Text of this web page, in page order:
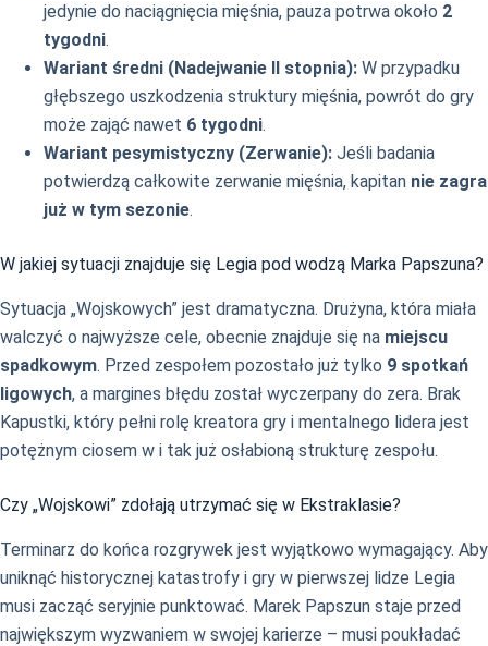
jedynie do naciągnięcia mięśnia, pauza potrwa około 2
tygodni.
Wariant średni (Nadejwanie II stopnia): W przypadku
głębszego uszkodzenia struktury mięśnia, powrót do gry
może zająć nawet 6 tygodni.
Wariant pesymistyczny (Zerwanie): Jeśli badania
potwierdzą całkowite zerwanie mięśnia, kapitan nie zagra
już w tym sezonie.
W jakiej sytuacji znajduje się Legia pod wodzą Marka Papszuna?
Sytuacja „Wojskowych” jest dramatyczna. Drużyna, która miała
walczyć o najwyższe cele, obecnie znajduje się na miejscu
spadkowym. Przed zespołem pozostało już tylko 9 spotkań
ligowych, a margines błędu został wyczerpany do zera. Brak
Kapustki, który pełni rolę kreatora gry i mentalnego lidera jest
potężnym ciosem w i tak już osłabioną strukturę zespołu.
Czy „Wojskowi” zdołają utrzymać się w Ekstraklasie?
Terminarz do końca rozgrywek jest wyjątkowo wymagający. Aby
uniknąć historycznej katastrofy i gry w pierwszej lidze Legia
musi zacząć seryjnie punktować. Marek Papszun staje przed
największym wyzwaniem w swojej karierze – musi poukładać